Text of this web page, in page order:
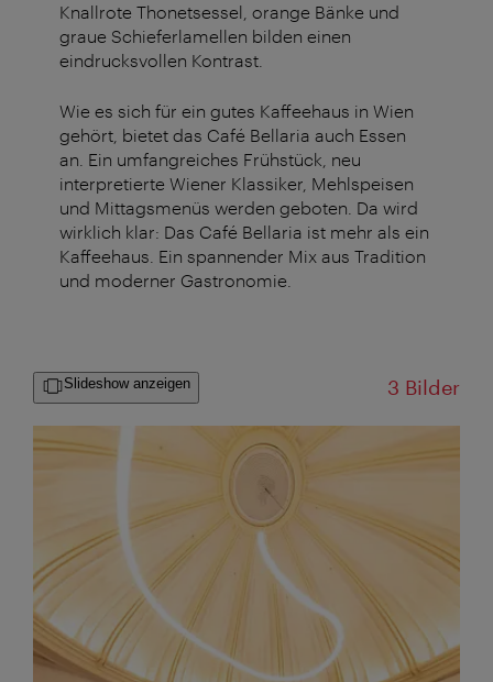
Knallrote Thonetsessel, orange Bänke und
graue Schieferlamellen bilden einen
eindrucksvollen Kontrast.
Wie es sich für ein gutes Kaffeehaus in Wien
gehört, bietet das Café Bellaria auch Essen
an. Ein umfangreiches Frühstück, neu
interpretierte Wiener Klassiker, Mehlspeisen
und Mittagsmenüs werden geboten. Da wird
wirklich klar: Das Café Bellaria ist mehr als ein
Kaffeehaus. Ein spannender Mix aus Tradition
und moderner Gastronomie.
Slideshow anzeigen 3 Bilder
Großansicht: